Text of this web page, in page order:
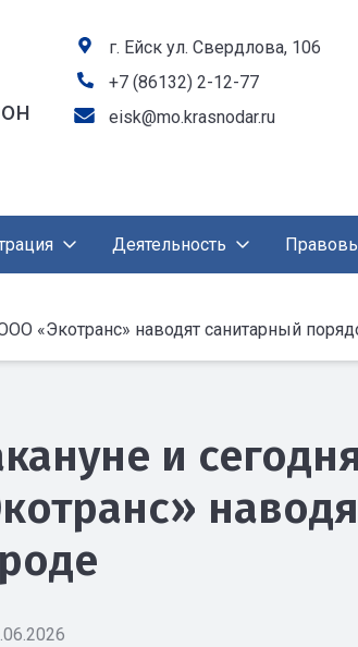
г. Ейск ул. Свердлова, 106
+7 (86132) 2-12-77
eisk@mo.krasnodar.ru
Деятельность
«Экотранс» наводят санитарный
и